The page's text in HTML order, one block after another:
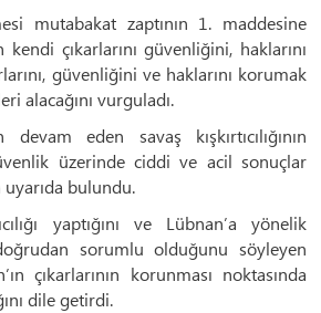
mutabakat zaptının 1. maddesine
kendi çıkarlarını güvenliğini, haklarını
güvenliğini ve haklarını korumak
alacağını vurguladı.
eden savaş kışkırtıcılığının
üzerinde ciddi ve acil sonuçlar
bulundu.
yaptığını ve Lübnan’a yönelik
sorumlu olduğunu söyleyen
çıkarlarının korunması noktasında
dile getirdi.